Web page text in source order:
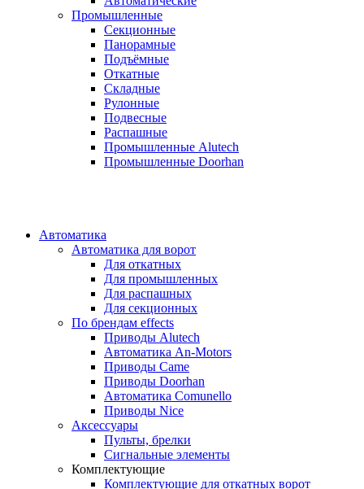
Промышленные
Секционные
Панорамные
Подъёмные
Откатные
Складные
Рулонные
Подвесные
Распашные
Промышленные Alutech
Промышленные Doorhan
Автоматика
Автоматика для ворот
Для откатных
Для промышленных
Для распашных
Для секционных
По брендам effects
Приводы Alutech
Автоматика An-Motors
Приводы Came
Приводы Doorhan
Автоматика Comunello
Приводы Nice
Аксессуары
Пульты, брелки
Сигнальные элементы
Комплектующие
Комплектующие для откатных ворот